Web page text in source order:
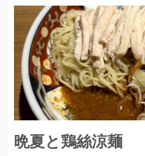
と
ギ
晩夏と鶏絲涼麺